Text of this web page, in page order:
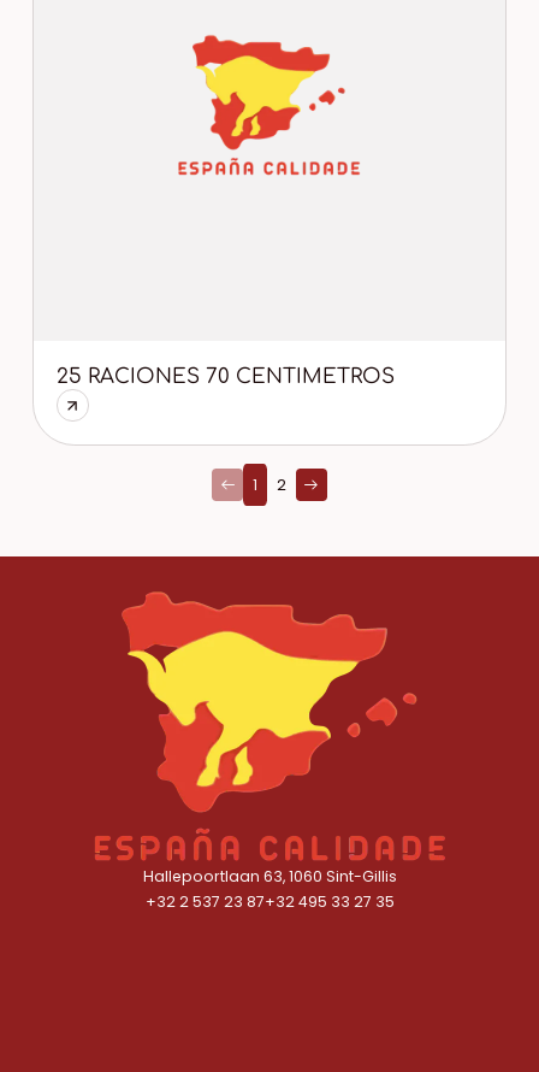
25 RACIONES 70 CENTIMETROS
1 2
Hallepoortlaan 63, 1060 Sint-Gillis
+32 2 537 23 87+32 495 33 27 35